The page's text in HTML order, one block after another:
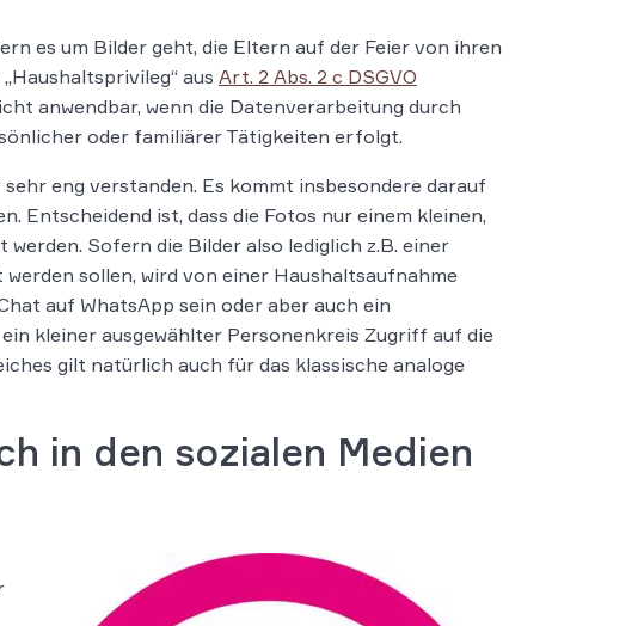
es um Bilder geht, die Eltern auf der Feier von ihren
aus Art. 2 Abs. 2 c DSGVO
anwendbar, wenn die Datenverarbeitung durch
oder familiärer Tätigkeiten erfolgt.
eng verstanden. Es kommt insbesondere darauf
Entscheidend ist, dass die Fotos nur einem kleinen,
Sofern die Bilder also lediglich z.B. einer
sollen, wird von einer Haushaltsaufnahme
auf WhatsApp sein oder aber auch ein
kleiner ausgewählter Personenkreis Zugriff auf die
gilt natürlich auch für das klassische analoge
in den sozialen Medien